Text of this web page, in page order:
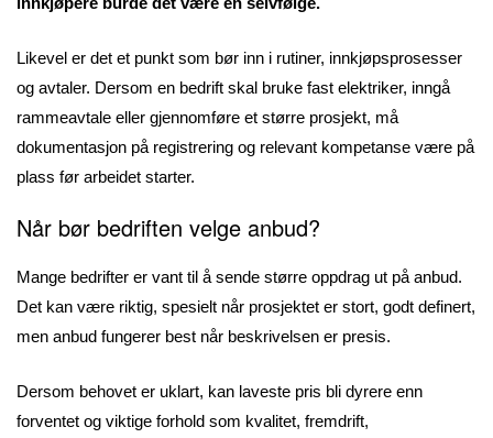
Likevel er det et punkt som bør inn i rutiner, innkjøpsprosesser
og avtaler. Dersom en bedrift skal bruke fast elektriker, inngå
rammeavtale eller gjennomføre et større prosjekt, må
dokumentasjon på registrering og relevant kompetanse være på
plass før arbeidet starter.
Når bør bedriften velge anbud?
Mange bedrifter er vant til å sende større oppdrag ut på anbud.
Det kan være riktig, spesielt når prosjektet er stort, godt definert,
men anbud fungerer best når beskrivelsen er presis.
Dersom behovet er uklart, kan laveste pris bli dyrere enn
forventet og viktige forhold som kvalitet, fremdrift,